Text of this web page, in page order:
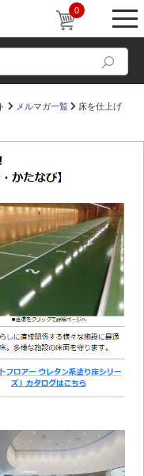
0
ールーム
士インタビュー
・施工代理店募集
メルマガ一覧
床を仕上げ